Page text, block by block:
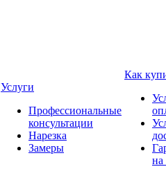
Услуги
Профессиональные
консультации
Нарезка
Замеры
Как
на